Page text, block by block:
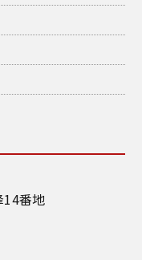
14番地